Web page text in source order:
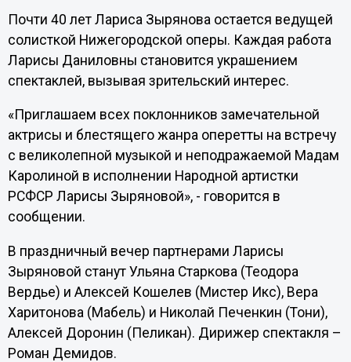
Почти 40 лет Лариса Зырянова остается ведущей
солисткой Нижегородской оперы. Каждая работа
Ларисы Даниловны становится украшением
спектаклей, вызывая зрительский интерес.
«Приглашаем всех поклонников замечательной
актрисы и блестящего жанра оперетты на встречу
с великолепной музыкой и неподражаемой Мадам
Каролиной в исполнении Народной артистки
РСФСР Ларисы Зыряновой», - говорится в
сообщении.
В праздничный вечер партнерами Ларисы
Зыряновой станут Ульяна Старкова (Теодора
Вердье) и Алексей Кошелев (Мистер Икс), Вера
Харитонова (Мабель) и Николай Печенкин (Тони),
Алексей Доронин (Пеликан). Дирижер спектакля –
Роман Демидов.